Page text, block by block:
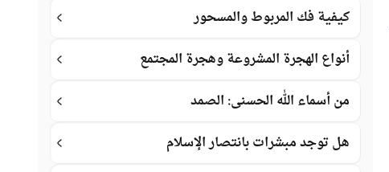
كيفية فك المربوط والمسحور
أنواع الهجرة المشروعة وهجرة المجتمع
من أسماء الله الحسنى: الصمد
هل توجد مبشرات بانتصار الإسلام